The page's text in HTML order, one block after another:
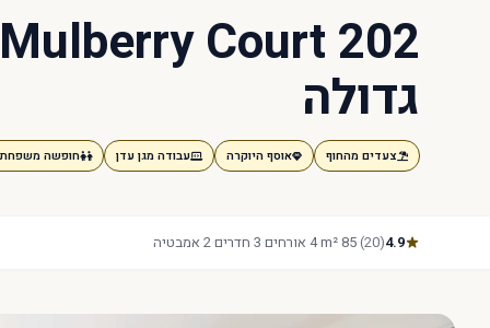
גדולה
צעדים מהחוף אוסף היוקרה עבודה מגן עדן חופשה
4.9
(20)
85 m²
·4 אורחים 3 חדרים 2 אמבטיה